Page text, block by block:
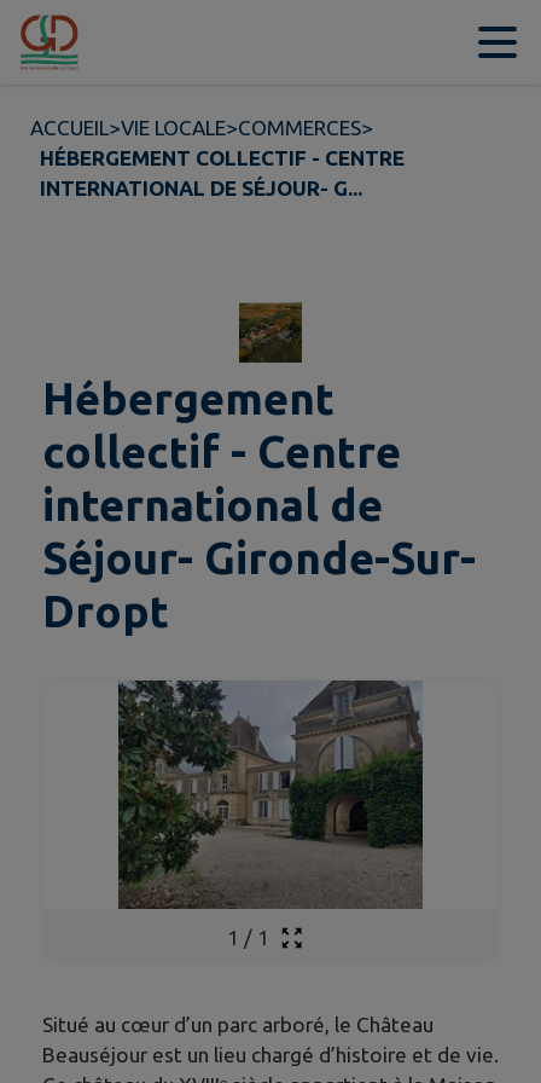
Contenu
ACCUEIL>VIE LOCALE>COMMERCES>
HÉBERGEMENT COLLECTIF - CENTRE
INTERNATIONAL DE SÉJOUR- G...
Hébergement
collectif - Centre
international de
Séjour- Gironde-Sur-
Dropt
1 / 1
Situé au cœur d’un parc arboré, le Château
Beauséjour est un lieu chargé d’histoire et de vie.